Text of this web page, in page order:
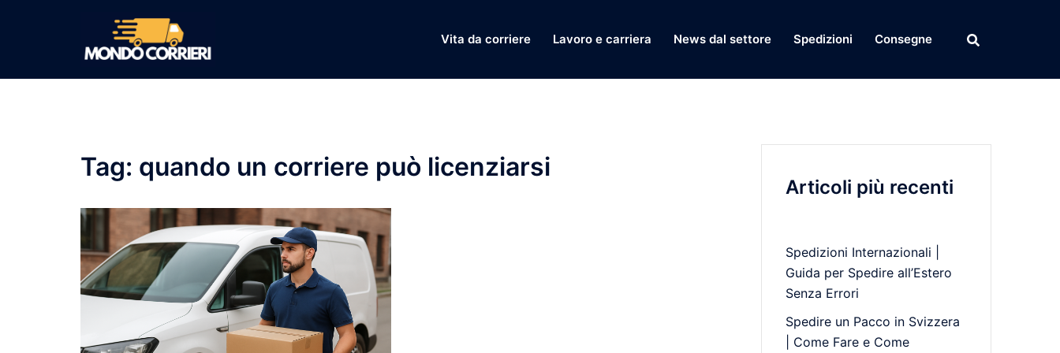
Vita da corriere Lavoro e carriera News dal settore Spedizioni Consegne
Tag: quando un corriere può licenziarsi
Articoli più recenti
Spedizioni Internazionali |
Guida per Spedire all’Estero
Senza Errori
Spedire un Pacco in Svizzera
| Come Fare e Come